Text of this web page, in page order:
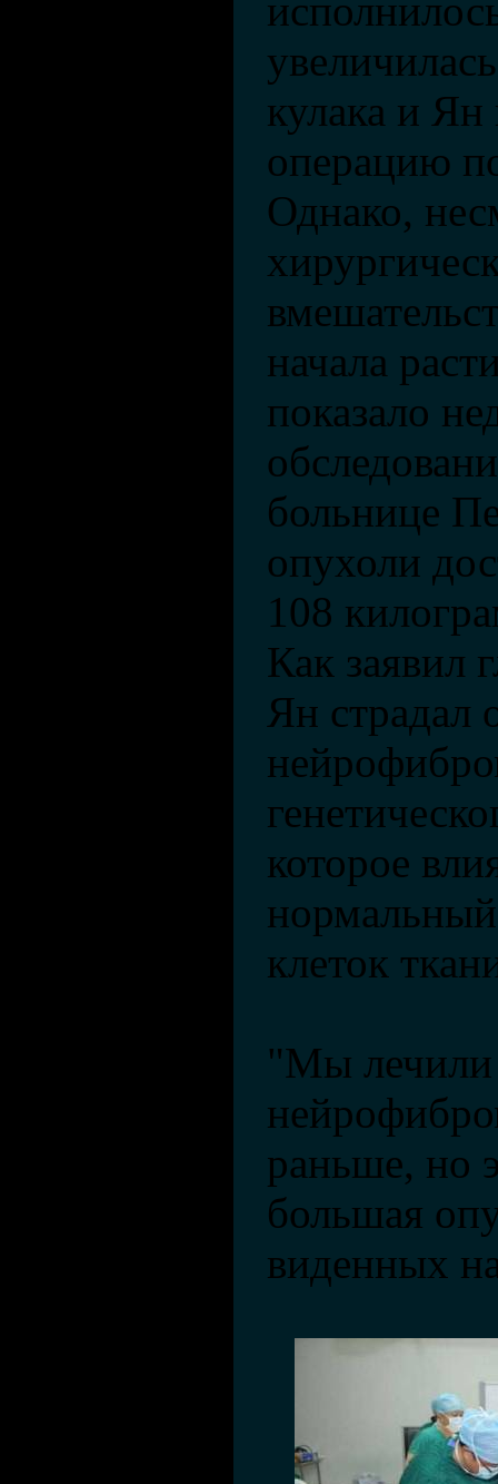
кулака и Ян
операцию
Однако,
начала
показало
больнице
опухоли
108
Как заявил
Ян страдал
которое
клеток
"Мы лечили
раньше, но
большая
виденных